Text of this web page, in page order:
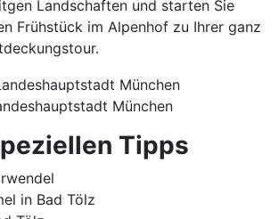
Landschaften und starten Sie
Frühstück im Alpenhof zu Ihrer ganz
München
Tipps
in Bad Tölz